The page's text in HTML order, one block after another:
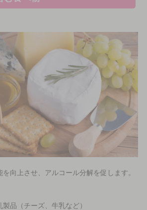
向上させ、アルコール分解を促します。
製品（チーズ、牛乳など）